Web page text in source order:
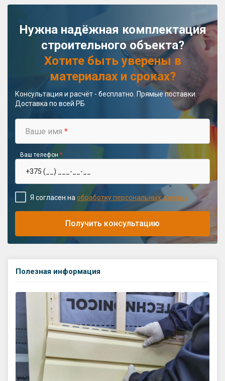
Нужна надёжная комплектация
строительного объекта?
Хотите быть уверены в
материалах и сроках?
Консультация и расчёт - бесплатно. Прямые поставки.
Доставка по всей РБ
Ваше имя *
Ваш телефон *
Получить консультацию
Я согласен наобработку персональных данных
Полезная информация